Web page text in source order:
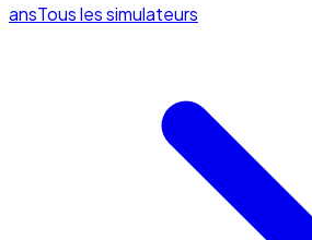
ansTous les simulateurs